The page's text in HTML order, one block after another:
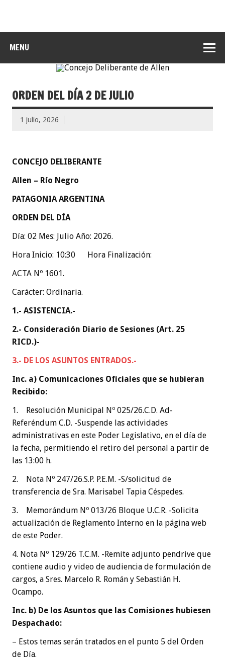
MENU
ORDEN DEL DÍA 2 DE JULIO
1 julio, 2026
CONCEJO DELIBERANTE
Allen – Río Negro
PATAGONIA ARGENTINA
ORDEN DEL DÍA
Día: 02 Mes: Julio Año: 2026.
Hora Inicio: 10:30 Hora Finalización:
ACTA Nº 1601.
Carácter: Ordinaria.
1.- ASISTENCIA.-
2.- Consideración Diario de Sesiones (Art. 25
RICD.)-
3.- DE LOS ASUNTOS ENTRADOS.-
Inc. a) Comunicaciones Oficiales que se hubieran
Recibido:
1. Resolución Municipal Nº 025/26.C.D. Ad-
Referéndum C.D. -Suspende las actividades
administrativas en este Poder Legislativo, en el día de
la fecha, permitiendo el retiro del personal a partir de
las 13:00 h.
2. Nota Nº 247/26.S.P. P.E.M. -S/solicitud de
transferencia de Sra. Marisabel Tapia Céspedes.
3. Memorándum Nº 013/26 Bloque U.C.R. -Solicita
actualización de Reglamento Interno en la página web
de este Poder.
4. Nota Nº 129/26 T.C.M. -Remite adjunto pendrive que
contiene audio y video de audiencia de formulación de
cargos, a Sres. Marcelo R. Román y Sebastián H.
Ocampo.
Inc. b) De los Asuntos que las Comisiones hubiesen
Despachado:
– Estos temas serán tratados en el punto 5 del Orden
de Día.